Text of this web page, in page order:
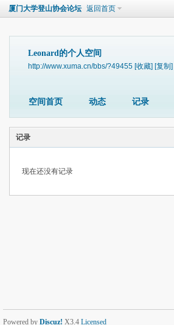
厦门大学登山协会论坛 返回首页
Leonard的个人空间
http://www.xuma.cn/bbs/?49455 [收藏] [复制]
空间首页 动态 记录
记录
现在还没有记录
Powered by Discuz! X3.4 Licensed